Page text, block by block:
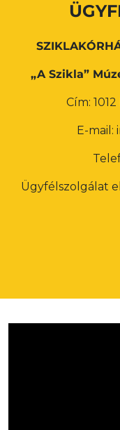
„A Szikla”
Cím:
E-mail:
Ügyfélszolgálat